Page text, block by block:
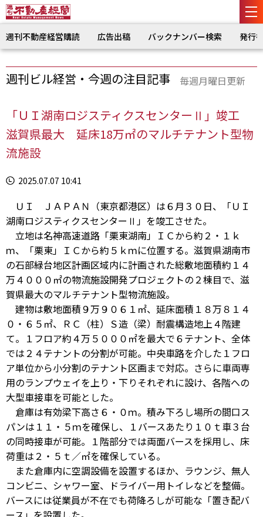
週刊不動産経営購読 広告出稿 バックナンバー検索 発行
週刊ビル経営・今週の注目記事 毎週月曜日更新
「ＵＩ湖南ロジスティクスセンターⅡ」竣工
滋賀県最大 延床18万㎡のマルチテナント型物
流施設
2025.07.07 10:41
ＵＩ ＪＡＰＡＮ（東京都港区）は６月３０日、「ＵＩ
湖南ロジスティクスセンターⅡ」を竣工させた。
立地は名神高速道路「栗東湖南」ＩＣから約２・１ｋ
ｍ、「栗東」ＩＣから約５ｋｍに位置する。滋賀県湖南市
の石部緑台地区計画区域内に計画された総敷地面積約１４
万４０００㎡の物流施設開発プロジェクトの２棟目で、滋
賀県最大のマルチテナント型物流施設。
建物は敷地面積９万９０６１㎡、延床面積１８万８１４
０・６５㎡、ＲＣ（柱）Ｓ造（梁）耐震構造地上４階建
て。１フロア約４万５０００㎡を最大で６テナント、全体
では２４テナントの分割が可能。中央車路を介した１フロ
ア単位から小分割のテナント区画まで対応。さらに車両専
用のランプウェイを上り・下りそれぞれに設け、各階への
大型車接車を可能とした。
倉庫は有効梁下高さ６・０ｍ。積み下ろし場所の間口ス
パンは１１・５ｍを確保し、１バースあたり１０ｔ車３台
の同時接車が可能。１階部分では両面バースを採用し、床
荷重は２・５ｔ／㎡を確保している。
また倉庫内に空調設備を設置するほか、ラウンジ、無人
コンビニ、シャワー室、ドライバー用トイレなどを整備。
バースには従業員が不在でも荷降ろしが可能な「置き配バ